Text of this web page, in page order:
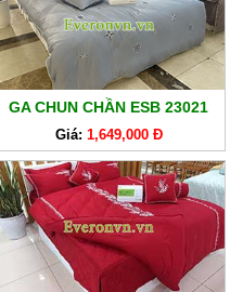
GA CHUN CHẦN ESB 23021
Giá: 1,649,000 Đ